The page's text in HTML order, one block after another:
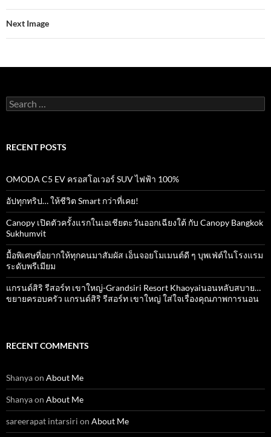
o
o
k
A
p
Next Image
Search
for:
RECENT POSTS
OMODA C5 EV ครอสโอเวอร์ SUV ไฟฟ้า 100%
อัปทุกทริป… ให้ชีวิต Smart กว่าที่เคย!
Canopy เปิดตัวครั้งแรกในเอเชียตะวันออกเฉียงใต้ กับ Canopy Bangkok
Sukhumvit
มื้อพิเศษที่อยากให้ทุกคนมาสัมผัส เอ็นจอยโมเมนต์ดี ๆ บุพเฟ่ต์ในโรงแรม
ระดับพรีเมียม
แกรนด์สิริ​ รีสอร์ท​ เขาใหญ่​-Grandsiri​ Resort​ Khaoyaiนอนหลับสบาย…
ขยายครอบครัว แกรนด์สิริ รีสอร์ท เขาใหญ่ ใส่ใจเรื่องคุณภาพการนอน
RECENT COMMENTS
Shanyaon About Me
Shanyaon About Me
sareerapat intarsiri on About Me